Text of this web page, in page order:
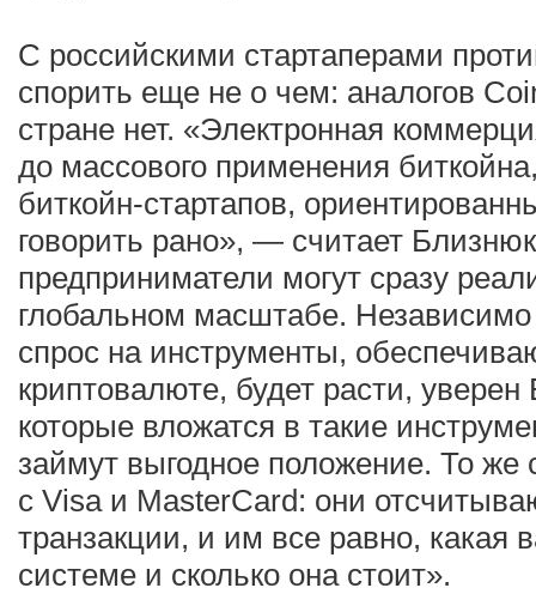
С российскими стартаперами
спорить еще не о чем: аналогов
стране нет. «Электронная
до массового применения
биткойн-стартапов,
говорить рано», — считает
предприниматели могут сразу
глобальном масштабе. Независимо
спрос на инструменты,
криптовалюте, будет расти,
которые вложатся в такие
займут выгодное положение. То же
с Visa и MasterCard: они
транзакции, и им все равно, какая
системе и сколько она стоит».